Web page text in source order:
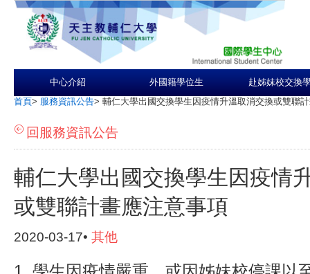
中心介紹 外國籍學位生 赴姊妹校交換
首頁> 服務資訊公告> 輔仁大學出國交換學生因疫情升溫取消交換或雙聯
回服務資訊公告
輔仁大學出國交換學生因疫情
或雙聯計畫應注意事項
2020-03-17• 其他